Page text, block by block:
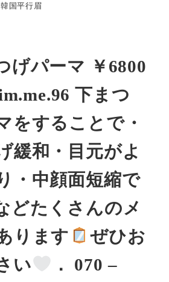
国平行眉
げパーマ ￥6800
下まつ
をすることで・
緩和・目元がよ
・中顔面短縮で
どたくさんのメ
ります
ぜひお
い
． 070 –